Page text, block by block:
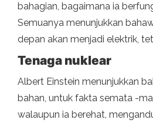
bahagian, bagaimana ia
Semuanya menunjukkan
depan akan menjadi elektrik,
Tenaga nuklear
Albert Einstein menunjukkan
bahan, untuk fakta semata -
walaupun ia berehat,